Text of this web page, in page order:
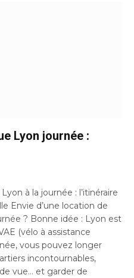
Lyon journée :
à la journée : l’itinéraire
Envie d’une location de
? Bonne idée : Lyon est
(vélo à assistance
vous pouvez longer
incontournables,
vue… et garder de